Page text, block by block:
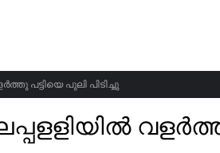
പട്ടിയെ പുലി പിടിച്ചു